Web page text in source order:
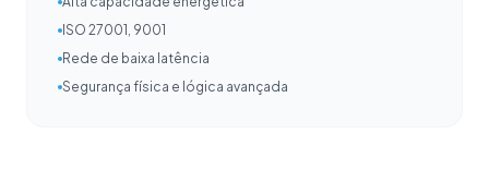
ISO 27001, 9001
Rede de baixa latência
Segurança física e lógica avançada